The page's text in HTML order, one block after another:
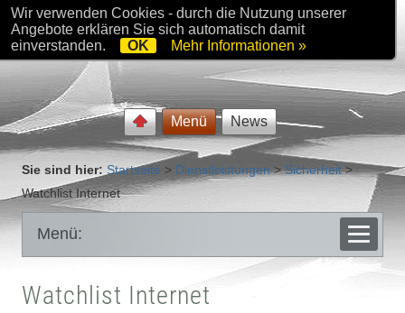
Menü News
Sie sind hier: Startseite > Dienstleistungen>Sicherheit>
Watchlist Internet
Menü:
Watchlist Internet
Wir verwenden Cookies - durch die Nutzung unserer
Angebote erklären Sie sich automatisch damit
einverstanden.
OK Mehr Informationen »